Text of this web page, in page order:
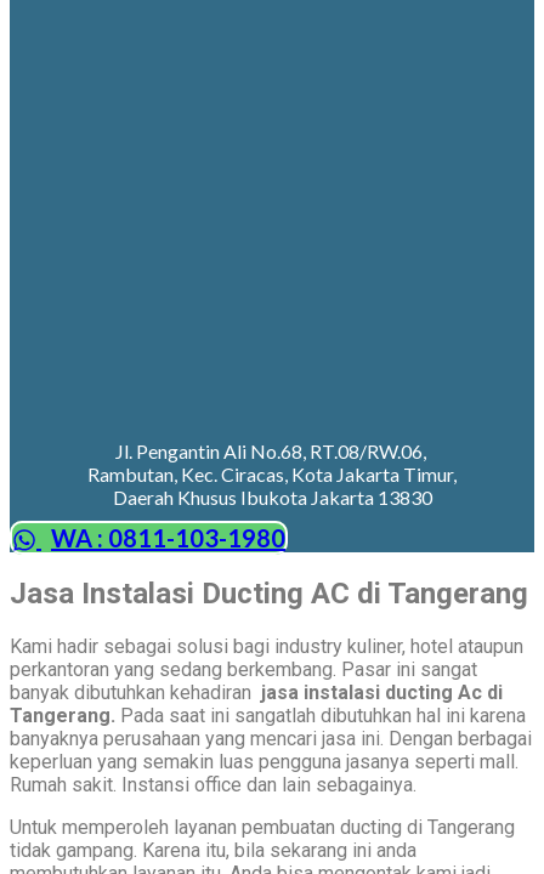
Jl. Pengantin Ali No.68, RT.08/RW.06,
Rambutan, Kec. Ciracas, Kota Jakarta Timur,
Daerah Khusus Ibukota Jakarta 13830
WA : 0811-103-1980
Jasa Instalasi Ducting AC di Tangerang
Kami hadir sebagai solusi bagi industry kuliner, hotel ataupun
perkantoran yang sedang berkembang. Pasar ini sangat
banyak dibutuhkan kehadiran jasa instalasi ducting Ac di
Tangerang. Pada saat ini sangatlah dibutuhkan hal ini karena
banyaknya perusahaan yang mencari jasa ini. Dengan berbagai
keperluan yang semakin luas pengguna jasanya seperti mall.
Rumah sakit. Instansi office dan lain sebagainya.
Untuk memperoleh layanan pembuatan ducting di Tangerang
tidak gampang. Karena itu, bila sekarang ini anda